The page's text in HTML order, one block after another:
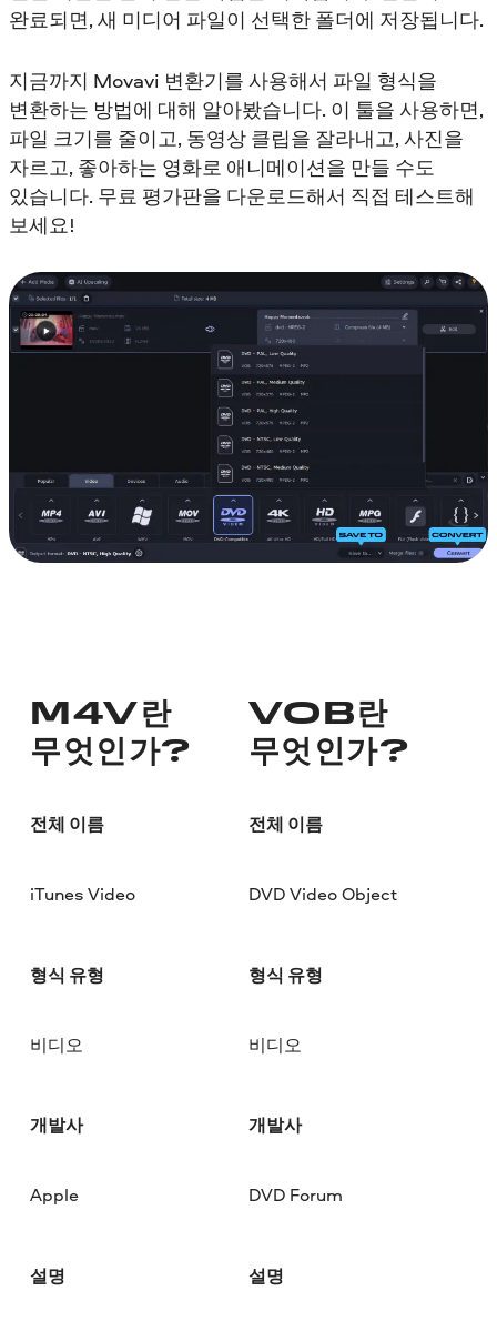
완료되면, 새 미디어 파일이 선택한 폴더에 저장됩니다.
지금까지 Movavi 변환기를 사용해서 파일 형식을
변환하는 방법에 대해 알아봤습니다. 이 툴을 사용하면,
파일 크기를 줄이고, 동영상 클립을 잘라내고, 사진을
자르고, 좋아하는 영화로 애니메이션을 만들 수도
있습니다. 무료 평가판을 다운로드해서 직접 테스트해
보세요!
M4V란
무엇인가?
전체 이름
iTunes Video
형식 유형
비디오
개발사
Apple
설명
VOB란
무엇인가?
전체 이름
DVD Video Object
형식 유형
비디오
개발사
DVD Forum
설명